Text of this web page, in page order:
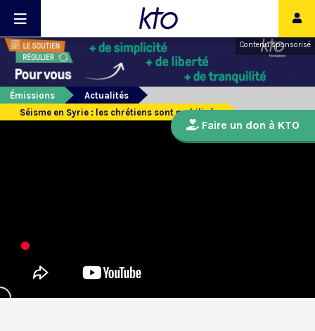
Contenu sponsorisé
Émissions
Actualités
Séisme en Syrie : les chrétiens sont mobilisés
Faire un don à KTO